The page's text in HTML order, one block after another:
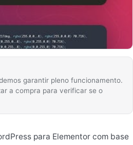
garantir pleno funcionamento.
a compra para verificar se o
para Elementor com base